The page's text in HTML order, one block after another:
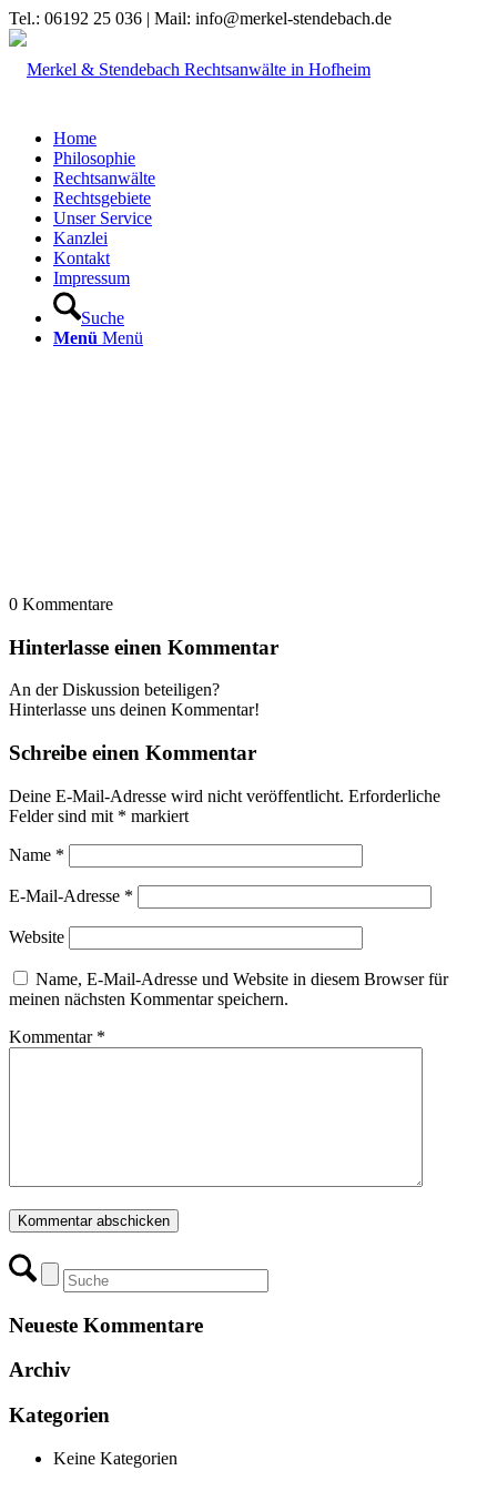
Tel.: 06192 25 036 | Mail: info@merkel-stendebach.de
Home
Philosophie
Rechtsanwälte
Rechtsgebiete
Unser Service
Kanzlei
Kontakt
Impressum
Suche
Menü Menü
0 Kommentare
Hinterlasse einen Kommentar
An der Diskussion beteiligen?
Hinterlasse uns deinen Kommentar!
Schreibe einen Kommentar
Deine E-Mail-Adresse wird nicht veröffentlicht. Erforderliche
Felder sind mit * markiert
Name *
E-Mail-Adresse *
Website
Name, E-Mail-Adresse und Website in diesem Browser für
meinen nächsten Kommentar speichern.
Kommentar *
Neueste Kommentare
Archiv
Kategorien
Keine Kategorien